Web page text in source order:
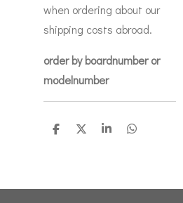
when ordering about our
shipping costs abroad.
order by boardnumber or
modelnumber
D
D
S
D